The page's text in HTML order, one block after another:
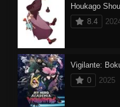
Houkago
8.4
0
2025